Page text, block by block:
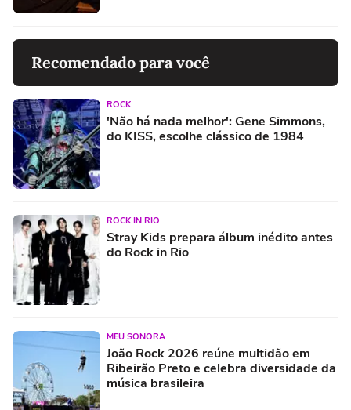
Recomendado para você
ROCK
'Não há nada melhor': Gene Simmons,
do KISS, escolhe clássico de 1984
ROCK IN RIO
Stray Kids prepara álbum inédito antes
do Rock in Rio
MEU SONORA
João Rock 2026 reúne multidão em
Ribeirão Preto e celebra diversidade da
música brasileira